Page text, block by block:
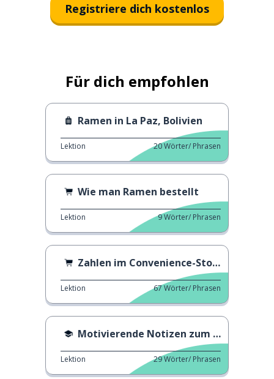
Registriere dich kostenlos
Für dich empfohlen
Ramen in La Paz, Bolivien
Lektion 20Wörter/ Phrasen
Wie man Ramen bestellt
Lektion 9Wörter/ Phrasen
Zahlen im Convenience-Store
Lektion 67Wörter/ Phrasen
Motivierende Notizen zum Lernen
Lektion 29Wörter/ Phrasen